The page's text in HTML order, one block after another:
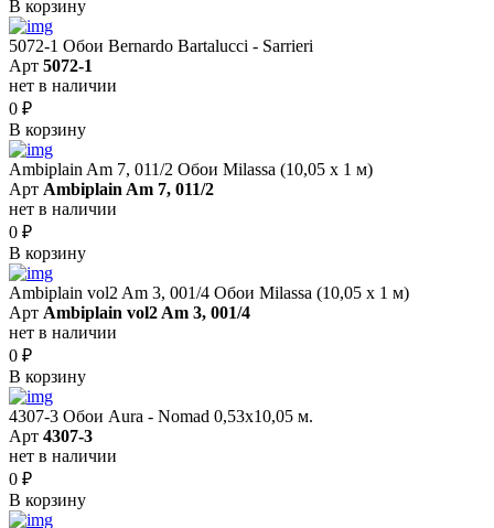
В корзину
5072-1 Обои Bernardo Bartalucci - Sarrieri
Арт 5072-1
нет в наличии
0 ₽
В корзину
Ambiplain Am 7, 011/2 Обои Milassa (10,05 х 1 м)
Арт Ambiplain Am 7, 011/2
нет в наличии
0 ₽
В корзину
Ambiplain vol2 Am 3, 001/4 Обои Milassa (10,05 х 1 м)
Арт Ambiplain vol2 Am 3, 001/4
нет в наличии
0 ₽
В корзину
4307-3 Обои Aura - Nomad 0,53х10,05 м.
Арт 4307-3
нет в наличии
0 ₽
В корзину